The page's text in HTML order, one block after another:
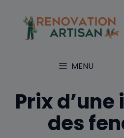
contenu
MENU
Prix
des